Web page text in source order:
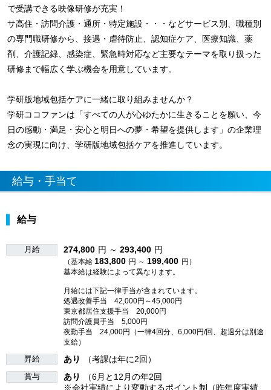
で受講できる映像研修が充実！
サ高住・訪問介護・通所・特定施設・・・などサービス別、職種別
の専門職研修から、接遇・虐待防止、認知症ケア、医療知識、薬
剤、介護記録、感染症、緊急時対応など主要なテーマを取り扱った
研修まで幅広く学ぶ機会を用意しています。
学研版地域包括ケアに一緒に取り組みませんか？
学研ココファンは「すべての人が心ゆたかに生きることを願い、今
日の感動・満足・安心と明日への夢・希望を提供します」の企業理
念の実現に向け、学研版地域包括ケアを推進しています。
給与・手当て
給与
月給 274,800 円 ～ 293,400 円
（基本給 183,800 円 ～ 199,400 円）
基本給は経験によって異なります。
月給には下記一律手当が含まれています。
処遇改善手当 42,000円～45,000円
東京都居住支援手当 20,000円
訪問介護員手当 5,000円
夜勤手当 24,000円（一律4回分、6,000円/回、超過分は別途
支給）
昇給 あり （考課は年に2回）
賞与 あり
（6月と12月の年2回
※会社実績により変動するポイント制（昨年度実績